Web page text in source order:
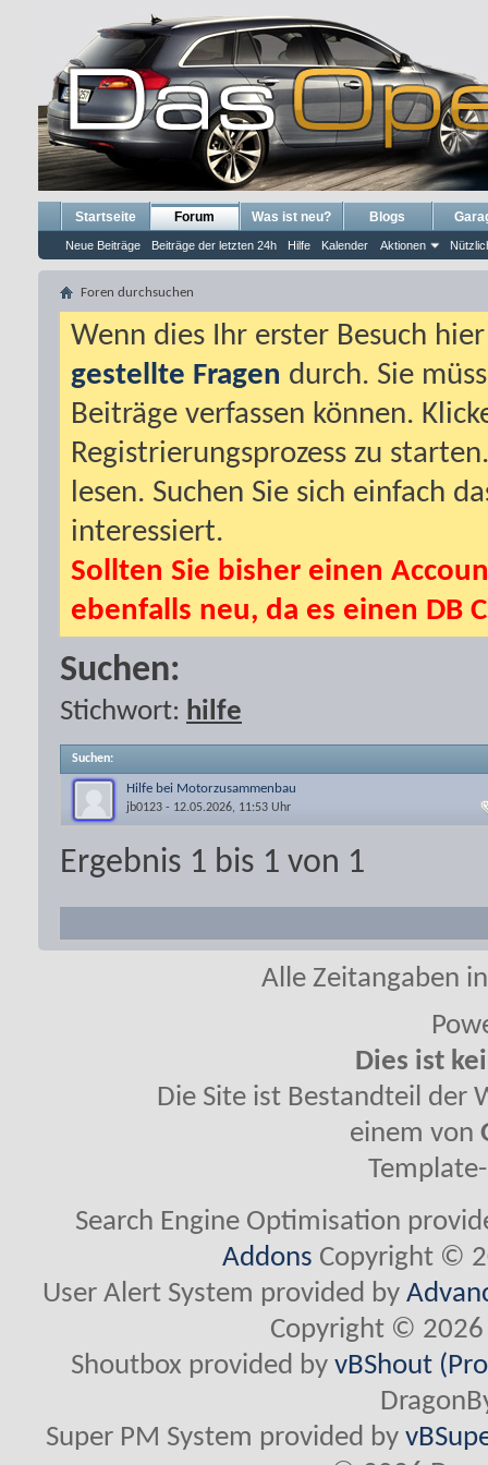
Startseite Forum
Neue Beiträge Beiträge der letzten 24h Hilfe Kalender Aktionen
Was ist neu? Blogs
Foren durchsuchen
Wenn dies Ihr erster Besuch
gestellte Fragen durch. Sie
Beiträge verfassen können.
Registrierungsprozess zu
lesen. Suchen Sie sich einfach
interessiert.
Sollten Sie bisher einen
ebenfalls neu, da es einen DB
Suchen:
Stichwort: hilfe
Suchen:
Hilfe bei Motorzusammenbau
jb0123 - 12.05.2026, 11:53 Uhr
Ergebnis 1 bis 1 von 1
Alle Zeitangaben
Dies ist
Die Site ist Bestandteil der
einem von
Search Engine Optimisation
Addons Copyright ©
User Alert System provided by
Copyright © 2026
Shoutbox provided byvBShout
Super PM System provided by